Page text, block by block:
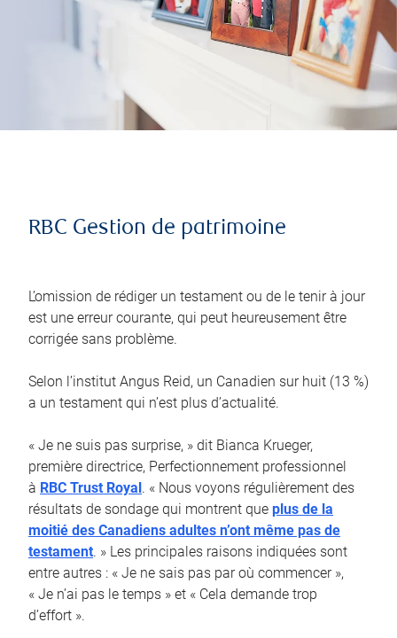
RBC Gestion de patrimoine
L’omission de rédiger un testament ou de le tenir à jour
est une erreur courante, qui peut heureusement être
corrigée sans problème.
Selon l’institut Angus Reid, un Canadien sur huit (13 %)
a un testament qui n’est plus d’actualité.
« Je ne suis pas surprise, » dit Bianca Krueger,
première directrice, Perfectionnement professionnel
à RBC Trust Royal . « Nous voyons régulièrement des
résultats de sondage qui montrent que plus de la
moitié des Canadiens adultes n’ont même pas de
testament. » Les principales raisons indiquées sont
entre autres : « Je ne sais pas par où commencer »,
« Je n’ai pas le temps » et « Cela demande trop
d’effort ».